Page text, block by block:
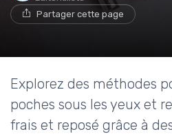
Partager cette page
Explorez des méthodes
poches sous les yeux et
frais et reposé grâce à